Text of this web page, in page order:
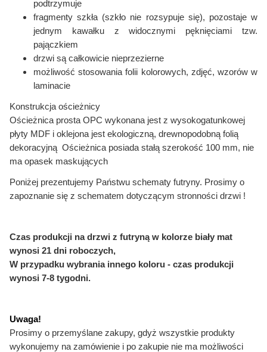
podtrzymuje
fragmenty szkła (szkło nie rozsypuje się), pozostaje w
jednym kawałku z widocznymi pęknięciami tzw.
pajączkiem
drzwi są całkowicie nieprzezierne
możliwość stosowania folii kolorowych, zdjęć, wzorów w
laminacie
Konstrukcja ościeżnicy
Ościeżnica prosta OPC wykonana jest z wysokogatunkowej
płyty MDF i oklejona jest ekologiczną, drewnopodobną folią
dekoracyjną Ościeżnica posiada stałą szerokość 100 mm, nie
ma opasek maskujących
Poniżej prezentujemy Państwu schematy futryny. Prosimy o
zapoznanie się z schematem dotyczącym stronności drzwi !
Czas produkcji na drzwi z futryną w kolorze biały mat
wynosi 21 dni roboczych,
W przypadku wybrania innego koloru - czas produkcji
wynosi 7-8 tygodni.
Uwaga!
Prosimy o przemyślane zakupy, gdyż wszystkie produkty
wykonujemy na zamówienie i po zakupie nie ma możliwości